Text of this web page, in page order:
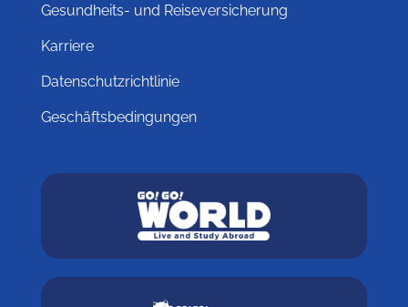
Gesundheits- und Reiseversicherung
Karriere
Datenschutzrichtlinie
Geschäftsbedingungen